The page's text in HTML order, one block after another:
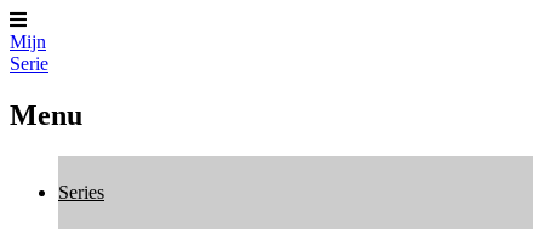
Mijn
Serie
Menu
Series